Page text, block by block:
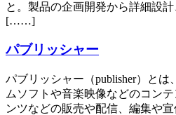
と。製品の企画開発から詳細設
[……]
パブリッシャー
パブリッシャー（publisher）と
ムソフトや音楽映像などのコン
ンツなどの販売や配信、編集や